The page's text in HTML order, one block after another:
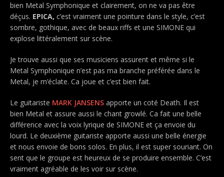
bien Metal Symphonique et clairement, on ne va pas être
déçus. EPICA, c’est vraiment une pointure dans le style, c’est
sombre, gothique, avec de beaux riffs et une SIMONE qui
explose littéralement sur scène.
Je trouve aussi que ses musiciens assurent et même si le
Metal Symphonique n’est pas ma branche préférée dans le
Metal, je m’éclate. Ca joue et c’est bien fait.
Le guitariste MARK JANSENS apporte un coté Death. Il est
bien Metal et assure aussi le chant growlé. Ca fait une belle
différence avec la voix lyrique de SIMONE et ça envoie du
lourd. Le deuxième guitariste apporte aussi une belle énergie
et nous envoie de bons solos. En plus, il est super souriant. On
sent que le groupe est heureux de se produire ensemble. C’est
vraiment agréable de les voir sur scène.